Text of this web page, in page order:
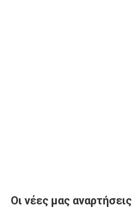
Οι νέες μας αναρτήσεις